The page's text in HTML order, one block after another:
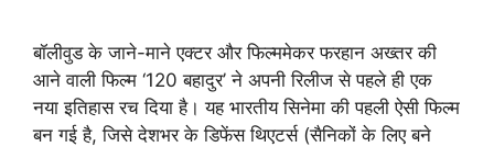
बॉलीवुड के जाने-माने एक्टर और फिल्ममेकर फरहान अख्तर की
आने वाली फिल्म ‘120 बहादुर’ ने अपनी रिलीज से पहले ही एक
नया इतिहास रच दिया है। यह भारतीय सिनेमा की पहली ऐसी फिल्म
बन गई है, जिसे देशभर के डिफेंस थिएटर्स (सैनिकों के लिए बने